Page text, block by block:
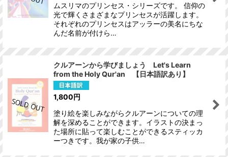
ムスリマのプリンセス・シリーズです。 信仰の
光で輝くさまざまなプリンセスが活躍します。
それぞれのプリンセスはアッラーの美名にちな
んだ名前が付けら…
クルアーンから学びましょう Let's Learn
from the Holy Qur'an 【日本語訳あり】
1,800円
塗り絵を楽しみながらクルアーンについての理
解を深めることができます。イラストの決まっ
た場所に貼って楽しむことができるスティッカ
ーつきです。我が家の子供…